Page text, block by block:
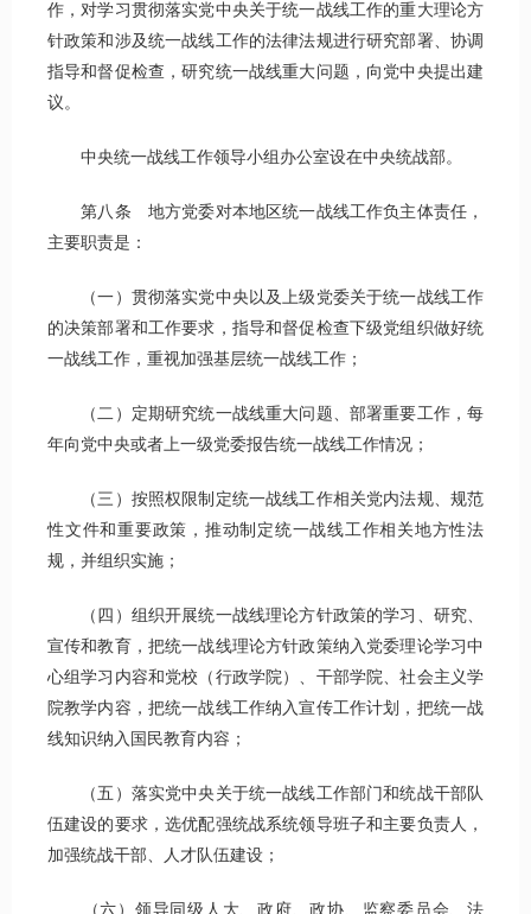
作，对学习贯彻落实党中央关于统一战线工作的重大理论方
针政策和涉及统一战线工作的法律法规进行研究部署、协调
指导和督促检查，研究统一战线重大问题，向党中央提出建
议。
中央统一战线工作领导小组办公室设在中央统战部。
第八条 地方党委对本地区统一战线工作负主体责任，
主要职责是：
（一）贯彻落实党中央以及上级党委关于统一战线工作
的决策部署和工作要求，指导和督促检查下级党组织做好统
一战线工作，重视加强基层统一战线工作；
（二）定期研究统一战线重大问题、部署重要工作，每
年向党中央或者上一级党委报告统一战线工作情况；
（三）按照权限制定统一战线工作相关党内法规、规范
性文件和重要政策，推动制定统一战线工作相关地方性法
规，并组织实施；
（四）组织开展统一战线理论方针政策的学习、研究、
宣传和教育，把统一战线理论方针政策纳入党委理论学习中
心组学习内容和党校（行政学院）、干部学院、社会主义学
院教学内容，把统一战线工作纳入宣传工作计划，把统一战
线知识纳入国民教育内容；
（五）落实党中央关于统一战线工作部门和统战干部队
伍建设的要求，选优配强统战系统领导班子和主要负责人，
加强统战干部、人才队伍建设；
（六）领导同级人大、政府、政协、监察委员会、法